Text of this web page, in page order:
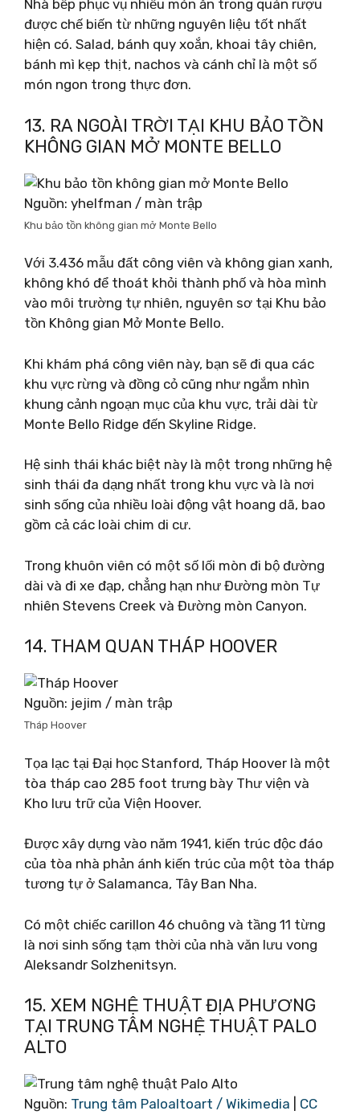
Nhà bếp phục vụ nhiều món ăn trong quán rượu
được chế biến từ những nguyên liệu tốt nhất
hiện có. Salad, bánh quy xoắn, khoai tây chiên,
bánh mì kẹp thịt, nachos và cánh chỉ là một số
món ngon trong thực đơn.
13. RA NGOÀI TRỜI TẠI KHU BẢO TỒN
KHÔNG GIAN MỞ MONTE BELLO
Nguồn: yhelfman / màn trập
Khu bảo tồn không gian mở Monte Bello
Với 3.436 mẫu đất công viên và không gian xanh,
không khó để thoát khỏi thành phố và hòa mình
vào môi trường tự nhiên, nguyên sơ tại Khu bảo
tồn Không gian Mở Monte Bello.
Khi khám phá công viên này, bạn sẽ đi qua các
khu vực rừng và đồng cỏ cũng như ngắm nhìn
khung cảnh ngoạn mục của khu vực, trải dài từ
Monte Bello Ridge đến Skyline Ridge.
Hệ sinh thái khác biệt này là một trong những hệ
sinh thái đa dạng nhất trong khu vực và là nơi
sinh sống của nhiều loài động vật hoang dã, bao
gồm cả các loài chim di cư.
Trong khuôn viên có một số lối mòn đi bộ đường
dài và đi xe đạp, chẳng hạn như Đường mòn Tự
nhiên Stevens Creek và Đường mòn Canyon.
14. THAM QUAN THÁP HOOVER
Nguồn: jejim / màn trập
Tháp Hoover
Tọa lạc tại Đại học Stanford, Tháp Hoover là một
tòa tháp cao 285 foot trưng bày Thư viện và
Kho lưu trữ của Viện Hoover.
Được xây dựng vào năm 1941, kiến ​​trúc độc đáo
của tòa nhà phản ánh kiến ​​trúc của một tòa tháp
tương tự ở Salamanca, Tây Ban Nha.
Có một chiếc carillon 46 chuông và tầng 11 từng
là nơi sinh sống tạm thời của nhà văn lưu vong
Aleksandr Solzhenitsyn.
15. XEM NGHỆ THUẬT ĐỊA PHƯƠNG
TẠI TRUNG TÂM NGHỆ THUẬT PALO
ALTO
Nguồn: Trung tâm Paloaltoart / Wikimedia
CC